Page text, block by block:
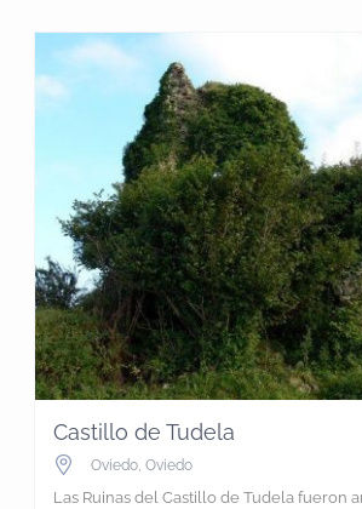
Castillo de Tudela
Oviedo, Oviedo
Las Ruinas del Castillo de Tudela fueron